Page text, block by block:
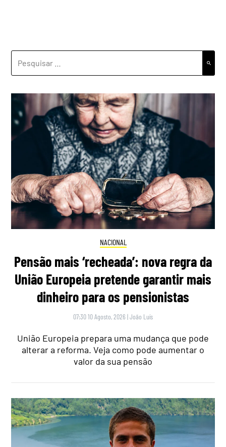
NACIONAL
Pensão mais ‘recheada’: nova regra da
União Europeia pretende garantir mais
dinheiro para os pensionistas
07:30 10 Agosto, 2026 |João Luís
União Europeia prepara uma mudança que pode
alterar a reforma. Veja como pode aumentar o
valor da sua pensão